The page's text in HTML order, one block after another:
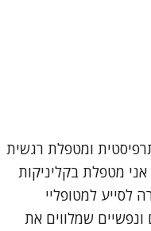
ומטפלת רגשית
מטפלת בקליניקות
לסייע למטופליי
שמלווים את